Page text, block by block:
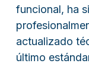
funcional, ha
actualizado
último